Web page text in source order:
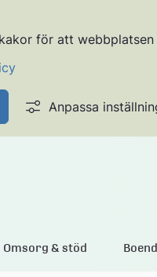
för att
Anpassa
Omsorg & stöd